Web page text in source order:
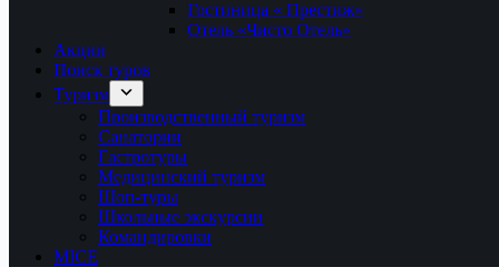
Гостиница « Престиж»
Отель «Чисто Отель»
Акции
Поиск туров
Туризм
Производственный туризм
Санатории
Гастротуры
Медицинский туризм
Шоп-туры
Школьные экскурсии
Командировки
MICE